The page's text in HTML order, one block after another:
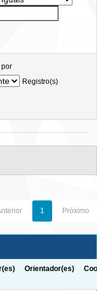
por
Registro(s)
1 Próximo
Orientador(es)